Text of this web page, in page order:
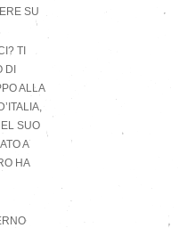
SU
TI
DI
ALLA
SUO
A
HA